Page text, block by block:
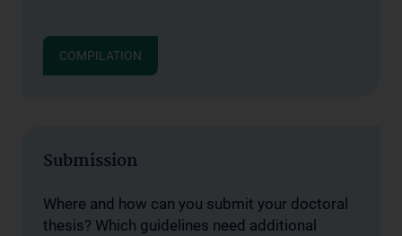
COMPILATION
Submission
Where and how can you submit your doctoral
thesis? Which guidelines need additional